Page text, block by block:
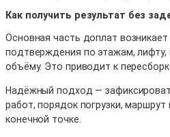
Как получить результат без
Основная часть доплат
подтверждения по этажам, лифту,
объёму. Это приводит к
Надёжный подход —
работ, порядок погрузки, маршрут
конечной точке.